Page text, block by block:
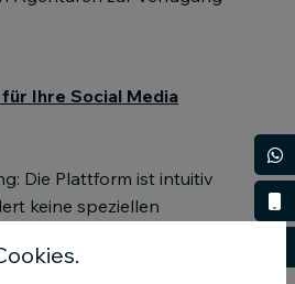
Ihre Social Media
Die Plattform ist intuitiv
keine speziellen
Zeit und Ressourcen.